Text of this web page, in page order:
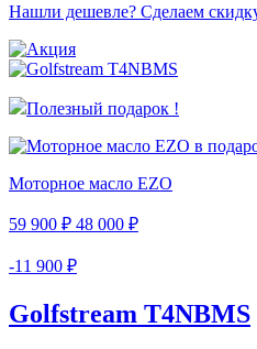
Нашли дешевле? Сделаем
Полезный подарок !
Моторное масло EZO
59 900 ₽ 48 000 ₽
-11 900 ₽
Golfstream T4NBMS